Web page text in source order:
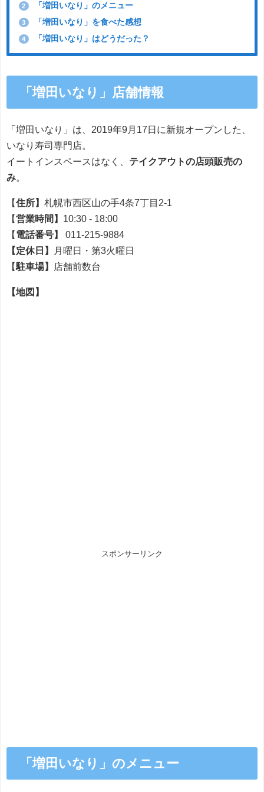
2 「増田いなり」のメニュー
3 「増田いなり」を食べた感想
4 「増田いなり」はどうだった？
「増田いなり」店舗情報
「増田いなり」は、2019年9月17日に新規オープンした、
いなり寿司専門店。
イートインスペースはなく、 テイクアウトの店頭販売の
み
【住所】 札幌市西区山の手4条7丁目2-1
【営業時間】 10:30 - 18:00
【 電話番号】
011-215-9884
【定休日】
月曜日・第3火曜日
【駐車場】 店舗前数台
【地図】
スポンサーリンク
「増田いなり」のメニュー